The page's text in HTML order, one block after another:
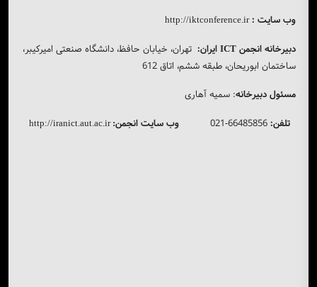
وب سایت :http://iktconference.ir
دبیرخانه انجمن ICT ایران: تهران، خیابان حافظ، دانشگاه صنعتی امیرکیبر،
ساختمان ابوریحان، طبقه ششم، اتاق 612
مسئول دبیرخانه: سمیه آهاری
تلفن:
وب سایت انجمن:
http://iranict.aut.ac.ir